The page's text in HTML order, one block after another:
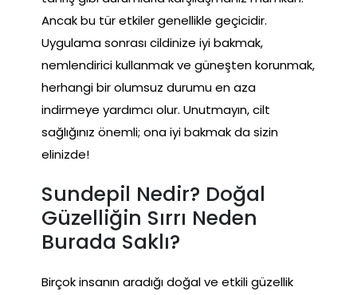
Ancak bu tür etkiler genellikle geçicidir.
Uygulama sonrası cildinize iyi bakmak,
nemlendirici kullanmak ve güneşten korunmak,
herhangi bir olumsuz durumu en aza
indirmeye yardımcı olur. Unutmayın, cilt
sağlığınız önemli; ona iyi bakmak da sizin
elinizde!
Sundepil Nedir? Doğal
Güzelliğin Sırrı Neden
Burada Saklı?
Birçok insanın aradığı doğal ve etkili güzellik